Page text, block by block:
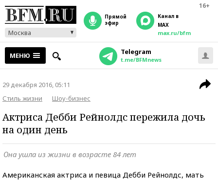
16+
Москва
прямой
эфир
Канал в
MAX
max.ru/bfm
МЕНЮ Telegram
t.me/BFMnews
29 декабря 2016, 05:11
Стиль жизни
Шоу-бизнес
Актриса Дебби Рейнолдс пережила дочь
на один день
Она ушла из жизни в возрасте 84 лет
Американская актриса и певица Дебби Рейнолдс, мать